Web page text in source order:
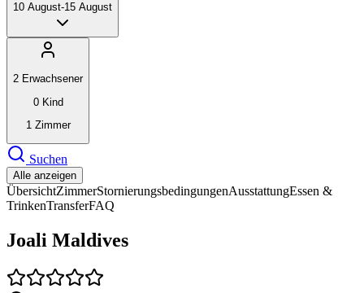
10 August-15 August
2 Erwachsener
0 Kind
1 Zimmer
Suchen
Alle anzeigen
ÜbersichtZimmerStornierungsbedingungenAusstattungEssen &
TrinkenTransferFAQ
Joali Maldives